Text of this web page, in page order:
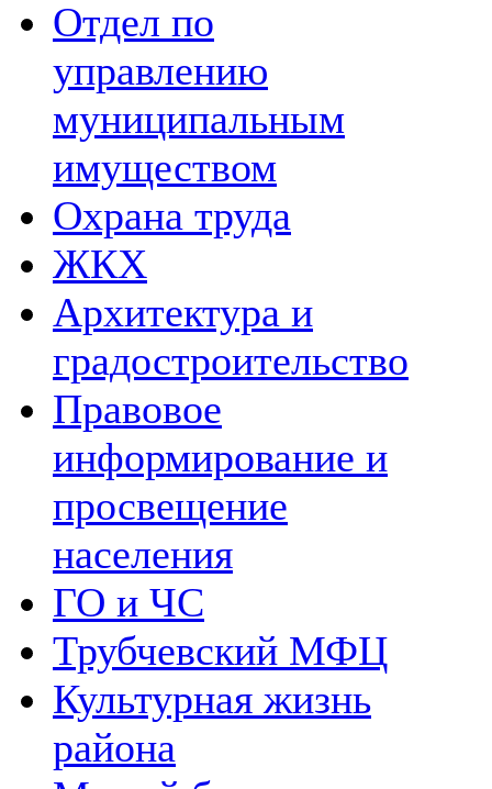
Отдел по
управлению
муниципальным
имуществом
Охрана труда
ЖКХ
Архитектура и
градостроительство
Правовое
информирование и
просвещение
населения
ГО и ЧС
Трубчевский МФЦ
Культурная жизнь
района